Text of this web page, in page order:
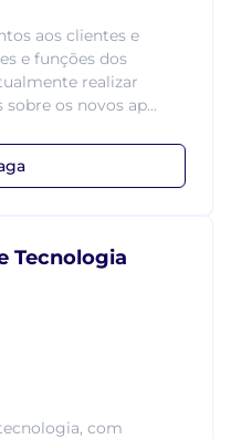
aos clientes e
e funções dos
realizar
os novos ap...
Tecnologia
com